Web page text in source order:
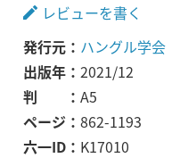
レビューを書く
発行元
ハングル学会
出版年
2021/12
判
A5
ページ
862-1193
六一ID
K17010